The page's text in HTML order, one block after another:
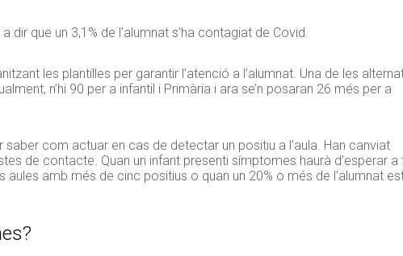
que un 3,1% de l’alumnat s’ha contagiat de Covid.
les plantilles per garantir l’atenció a l’alumnat. Una de les
n’hi 90 per a infantil i Primària i ara se’n posaran 26 més per a
com actuar en cas de detectar un positiu a l’aula. Han canviat
de contacte. Quan un infant presenti símptomes haurà d’esperar a
amb més de cinc positius o quan un 20% o més de l’alumnat